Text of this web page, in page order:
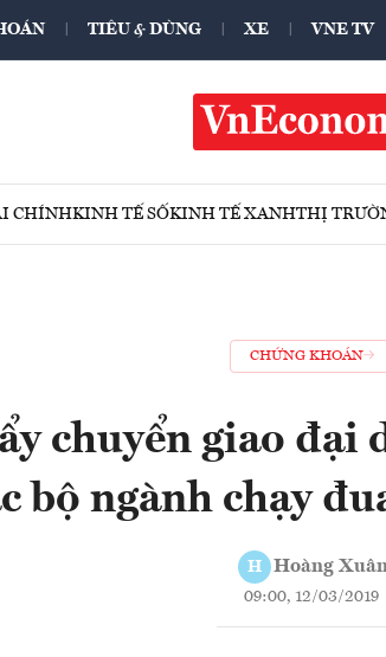
TIÊU & DÙNG XE VNE TV
CHÍNHKINH TẾ SỐKINH TẾ XANHTHỊ
CHỨNG KHOÁN
chuyển giao đại
bộ ngành chạy
H Hoàng
09:00, 12/03/2019